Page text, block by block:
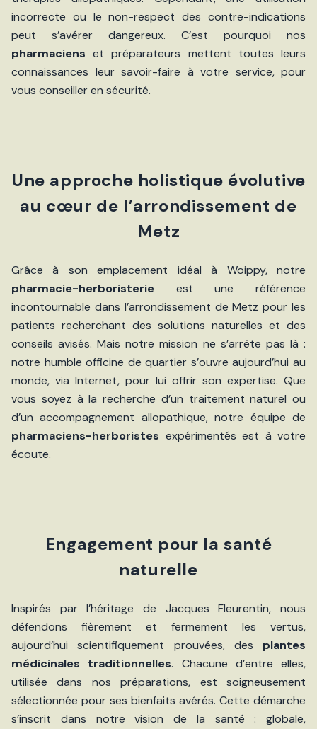
incorrecte ou le non-respect des contre-indications
peut s’avérer dangereux. C’est pourquoi nos
pharmaciens et préparateurs mettent toutes leurs
connaissances leur savoir-faire à votre service, pour
vous conseiller en sécurité.
Une approche holistique évolutive
au cœur de l’arrondissement de
Metz
Grâce à son emplacement idéal à Woippy, notre
pharmacie-herboristerie est une référence
incontournable dans l’arrondissement de Metz pour les
patients recherchant des solutions naturelles et des
conseils avisés. Mais notre mission ne s’arrête pas là :
notre humble officine de quartier s’ouvre aujourd’hui au
monde, via Internet, pour lui offrir son expertise. Que
vous soyez à la recherche d’un traitement naturel ou
d’un accompagnement allopathique, notre équipe de
pharmaciens-herboristes expérimentés est à votre
écoute.
Engagement pour la santé
naturelle
Inspirés par l’héritage de Jacques Fleurentin, nous
défendons fièrement et fermement les vertus,
aujourd’hui scientifiquement prouvées, des plantes
médicinales traditionnelles. Chacune d’entre elles,
utilisée dans nos préparations, est soigneusement
sélectionnée pour ses bienfaits avérés. Cette démarche
s’inscrit dans notre vision de la santé : globale,